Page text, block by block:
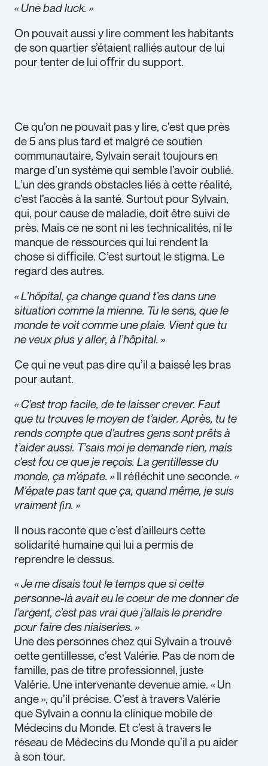
« Une bad luck. »
On pouvait aussi y lire comment les habitants
de son quartier s’étaient ralliés autour de lui
pour tenter de lui oﬀrir du support.
Ce qu’on ne pouvait pas y lire, c’est que près
de 5 ans plus tard et malgré ce soutien
communautaire, Sylvain serait toujours en
marge d’un système qui semble l’avoir oublié.
L’un des grands obstacles liés à cette réalité,
c’est l’accès à la santé. Surtout pour Sylvain,
qui, pour cause de maladie, doit être suivi de
près. Mais ce ne sont ni les technicalités, ni le
manque de ressources qui lui rendent la
chose si diﬃcile. C’est surtout le stigma. Le
regard des autres.
« L’hôpital, ça change quand t’es dans une
situation comme la mienne. Tu le sens, que le
monde te voit comme une plaie. Vient que tu
ne veux plus y aller, à l’hôpital. »
Ce qui ne veut pas dire qu’il a baissé les bras
pour autant.
« C’est trop facile, de te laisser crever. Faut
que tu trouves le moyen de t’aider. Après, tu te
rends compte que d’autres gens sont prêts à
t’aider aussi. T’sais moi je demande rien, mais
c’est fou ce que je reçois. La gentillesse du
monde, ça m’épate. »Il réﬂéchit une seconde. «
M’épate pas tant que ça, quand même, je suis
vraiment ﬁn. »
Il nous raconte que c’est d’ailleurs cette
solidarité humaine qui lui a permis de
reprendre le dessus.
« Je me disais tout le temps que si cette
personne-là avait eu le coeur de me donner de
l’argent, c’est pas vrai que j’allais le prendre
pour faire des niaiseries. »
Une des personnes chez qui Sylvain a trouvé
cette gentillesse, c’est Valérie. Pas de nom de
famille, pas de titre professionnel, juste
Valérie. Une intervenante devenue amie. « Un
ange », qu’il précise. C’est à travers Valérie
que Sylvain a connu la clinique mobile de
Médecins du Monde. Et c’est à travers le
réseau de Médecins du Monde qu’il a pu aider
à son tour.